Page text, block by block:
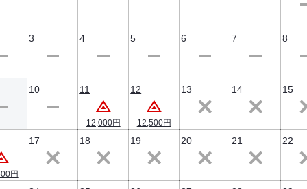
3 4 5 6 7 8
10 11
12,000円
12
12,500円
13 14 15
円
17 18 19 20 21 22